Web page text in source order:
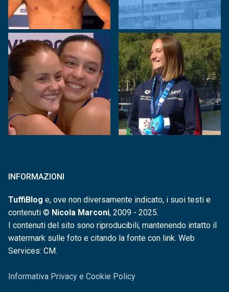
INFORMAZIONI
TuffiBlog e, ove non diversamente indicato, i suoi testi e
contenuti © Nicola Marconi, 2009 - 2025.
I contenuti del sito sono riproducibili, mantenendo intatto il
watermark sulle foto e citando la fonte con link. Web
Services: CM.
Informativa Privacy e Cookie Policy